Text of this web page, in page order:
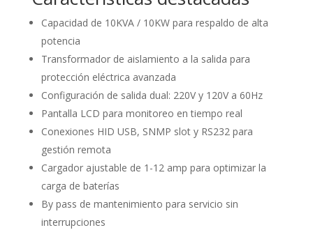
Capacidad de 10KVA / 10KW para respaldo de alta
potencia
Transformador de aislamiento a la salida para
protección eléctrica avanzada
Configuración de salida dual: 220V y 120V a 60Hz
Pantalla LCD para monitoreo en tiempo real
Conexiones HID USB, SNMP slot y RS232 para
gestión remota
Cargador ajustable de 1-12 amp para optimizar la
carga de baterías
By pass de mantenimiento para servicio sin
interrupciones